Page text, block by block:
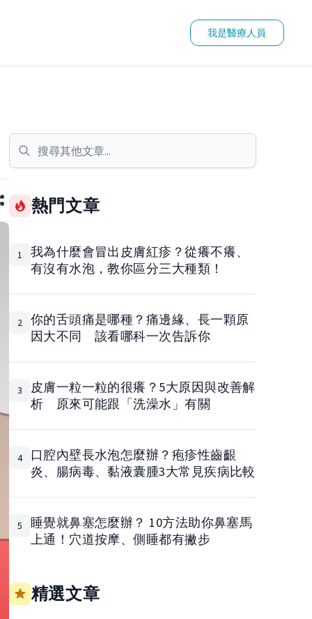
我是醫療人員
熱門文章
1
我為什麼會冒出皮膚紅疹？從癢不癢、
有沒有水泡，教你區分三大種類！
2
你的舌頭痛是哪種？痛邊緣、長一顆原
因大不同 該看哪科一次告訴你
3
皮膚一粒一粒的很癢？5大原因與改善解
析 原來可能跟「洗澡水」有關
4
口腔內壁長水泡怎麼辦？疱疹性齒齦
炎、腸病毒、黏液囊腫3大常見疾病比較
5
睡覺就鼻塞怎麼辦？ 10方法助你鼻塞馬
上通！穴道按摩、側睡都有撇步
精選文章